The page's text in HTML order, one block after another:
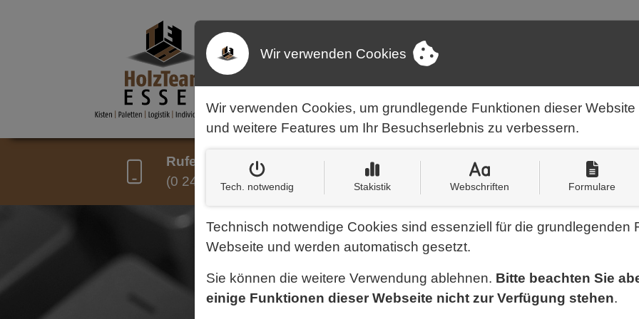
STARTS
STELLENANG
Rufen Sie uns an:
(0 24 28) 80 13 33
Schreiben Sie uns:
info@holzteam-esser.de
Wir verwenden Cookies
Wir verwenden Cookies, um grundlegende Funktionen dieser
und weitere Features um Ihr Besuchserlebnis zu verbessern.
Tech. notwendig Stakistik Webschriften Formulare
Technisch notwendige Cookies sind essenziell für die grundlegenden
Webseite und werden automatisch gesetzt.
Sie können die weitere Verwendung ablehnen. Bitte beachten Sie
einige Funktionen dieser Webseite nicht zur Verfügung stehen.